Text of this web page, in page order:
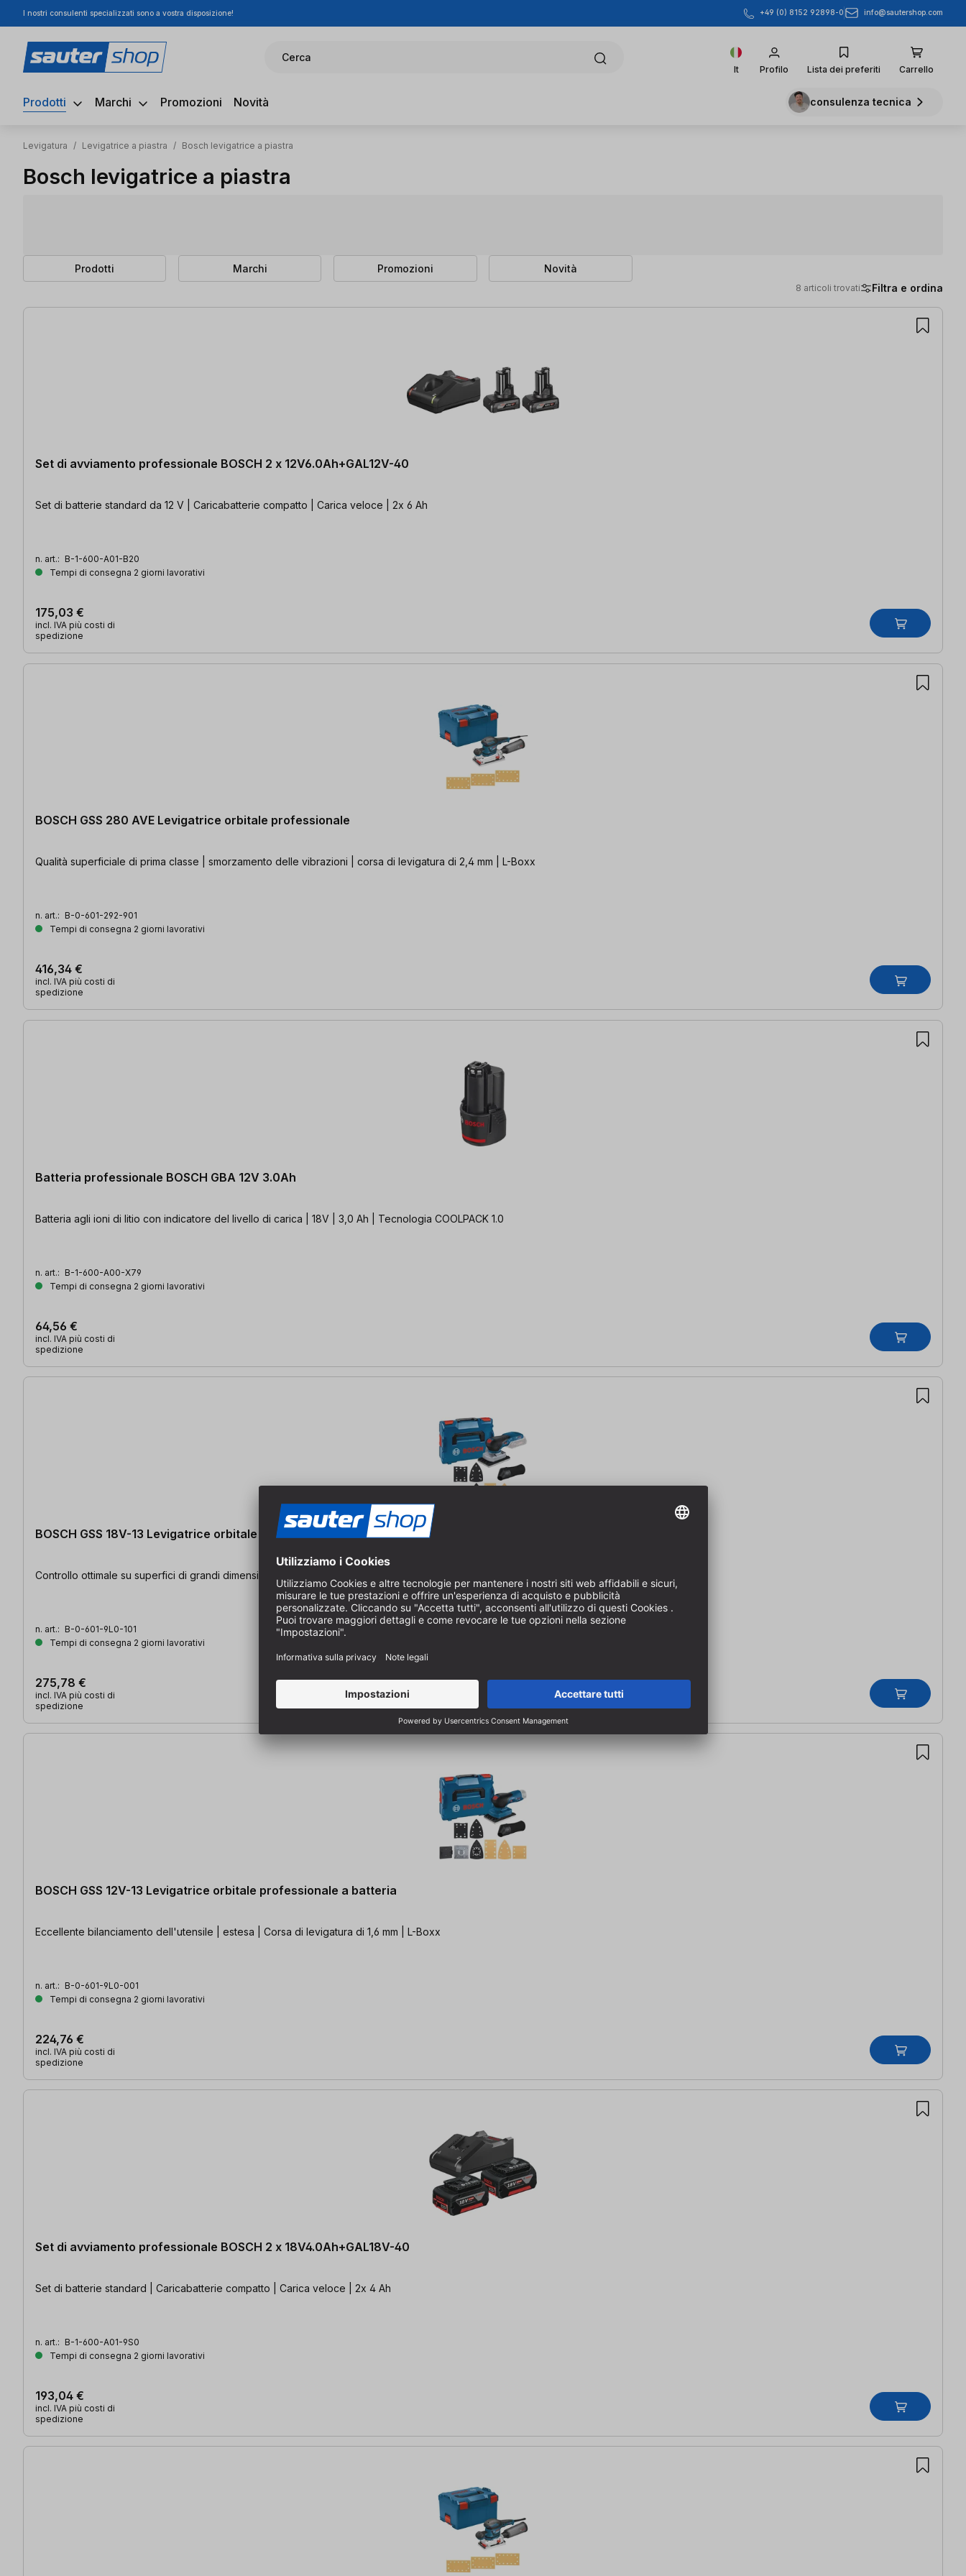
al contenuto principale
Salta alla ricerca
Passa alla navigazione principale
I nostri consulenti specializzati sono a vostra disposizione! +49 (0) 8152 92898-0 info@sautershop.com
Cerca
It Profilo Lista dei preferiti Carrello
Prodotti Marchi Promozioni Novità consulenza tecnica
Levigatura / Levigatrice a piastra / Bosch levigatrice a piastra
Bosch levigatrice a piastra
Prodotti Marchi Promozioni Novità
8 articoli trovati Filtra e ordina
8 articoli trovati
Set di avviamento professionale BOSCH 2 x 12V6.0Ah+GAL12V-40
Set di batterie standard da 12 V | Caricabatterie compatto | Carica veloce | 2x 6 Ah
n. art.: B-1-600-A01-B20
Tempi di consegna 2 giorni lavorativi
175,03 €
incl. IVA più costi di
spedizione
BOSCH GSS 280 AVE Levigatrice orbitale professionale
Qualità superficiale di prima classe | smorzamento delle vibrazioni | corsa di levigatura di 2,4 mm | L-Boxx
n. art.: B-0-601-292-901
Tempi di consegna 2 giorni lavorativi
416,34 €
incl. IVA più costi di
spedizione
Batteria professionale BOSCH GBA 12V 3.0Ah
Batteria agli ioni di litio con indicatore del livello di carica | 18V | 3,0 Ah | Tecnologia COOLPACK 1.0
n. art.: B-1-600-A00-X79
Tempi di consegna 2 giorni lavorativi
64,56 €
incl. IVA più costi di
spedizione
BOSCH GSS 18V-13 Levigatrice orbitale professionale a batteria
Controllo ottimale su superfici di grandi dimensioni | Estesa | Corsa di levigatura da 1,6 mm | L-Boxx
n. art.: B-0-601-9L0-101
Tempi di consegna 2 giorni lavorativi
275,78 €
incl. IVA più costi di
spedizione
BOSCH GSS 12V-13 Levigatrice orbitale professionale a batteria
Eccellente bilanciamento dell'utensile | estesa | Corsa di levigatura di 1,6 mm | L-Boxx
n. art.: B-0-601-9L0-001
Tempi di consegna 2 giorni lavorativi
224,76 €
incl. IVA più costi di
spedizione
Set di avviamento professionale BOSCH 2 x 18V4.0Ah+GAL18V-40
Set di batterie standard | Caricabatterie compatto | Carica veloce | 2x 4 Ah
n. art.: B-1-600-A01-9S0
Tempi di consegna 2 giorni lavorativi
193,04 €
incl. IVA più costi di
spedizione